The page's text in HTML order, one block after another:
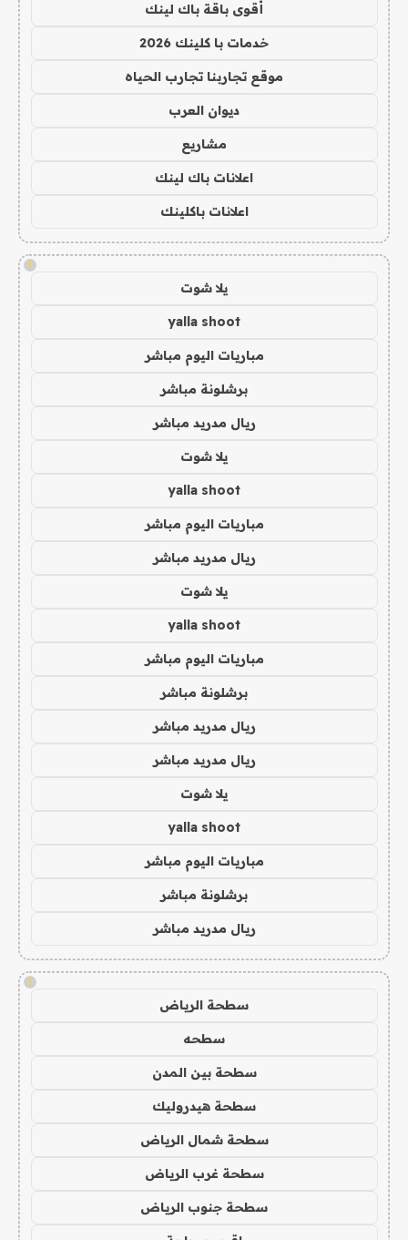
أقوى باقة باك لينك
خدمات با كلينك 2026
موقع تجاربنا تجارب الحياه
ديوان العرب
مشاريع
اعلانات باك لينك
اعلانات باكلينك
!
يلا شوت
yalla shoot
مباريات اليوم مباشر
برشلونة مباشر
ريال مدريد مباشر
يلا شوت
yalla shoot
مباريات اليوم مباشر
ريال مدريد مباشر
يلا شوت
yalla shoot
مباريات اليوم مباشر
برشلونة مباشر
ريال مدريد مباشر
ريال مدريد مباشر
يلا شوت
yalla shoot
مباريات اليوم مباشر
برشلونة مباشر
ريال مدريد مباشر
!
سطحة الرياض
سطحه
سطحة بين المدن
سطحة هيدروليك
سطحة شمال الرياض
سطحة غرب الرياض
سطحة جنوب الرياض